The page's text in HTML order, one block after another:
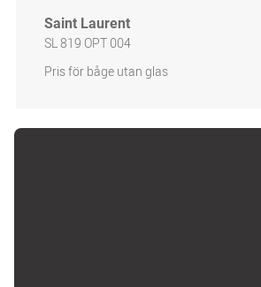
Saint Laurent
SL 819 OPT 004
Pris för båge utan glas